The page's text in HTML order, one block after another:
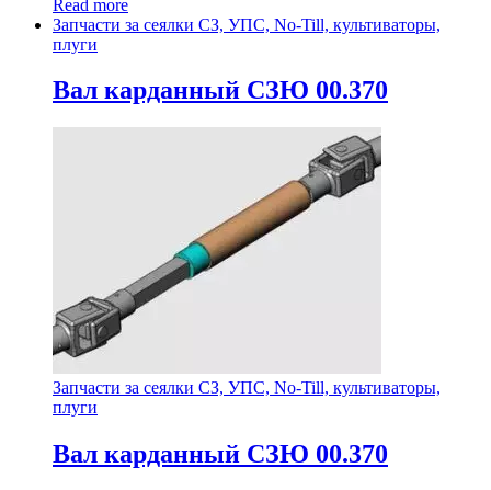
Read more
Запчасти за сеялки СЗ, УПС, No-Till, культиваторы,
плуги
Вал карданный СЗЮ 00.370
Запчасти за сеялки СЗ, УПС, No-Till, культиваторы,
плуги
Вал карданный СЗЮ 00.370